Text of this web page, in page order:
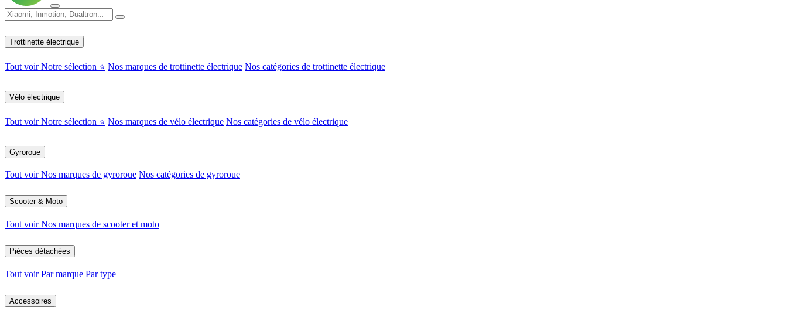
Trottinette électrique
Tout voirNotre sélection ⭐ Nos marques de trottinette électrique Nos catégories de trottinette électrique
Vélo électrique
Tout voirNotre sélection ⭐ Nos marques de vélo électrique Nos catégories de vélo électrique
Gyroroue
Tout voirNos marques de gyroroue Nos catégories de gyroroue
Scooter & Moto
Tout voirNos marques de scooter et moto
Pièces détachées
Tout voirPar marque Par type
Accessoires